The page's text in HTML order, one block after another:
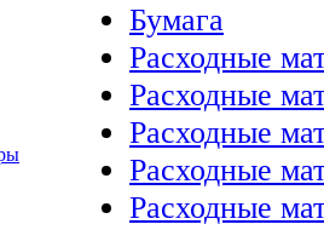
Бумага
Расходные
Расходные
Расходные
Расходные
Расходные